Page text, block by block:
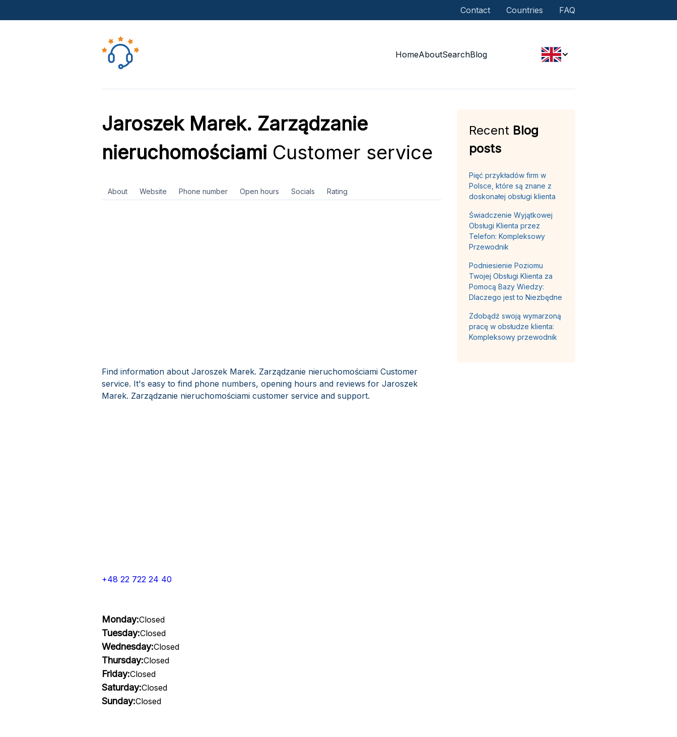
Contact Countries FAQ
HomeAboutSearchBlog
Jaroszek Marek. Zarządzanie
nieruchomościamiCustomer service
About Website Phone number Open hours Socials Rating
Find information about Jaroszek Marek. Zarządzanie nieruchomościami Customer
service. It's easy to find phone numbers, opening hours and reviews for Jaroszek
Marek. Zarządzanie nieruchomościami customer service and support.
+48 22 722 24 40
Monday:Closed
Tuesday:Closed
Wednesday:Closed
Thursday:Closed
Friday:Closed
Saturday:Closed
Sunday:Closed
Recent Blog
posts
Pięć przykładów firm w
Polsce, które są znane z
doskonałej obsługi klienta
Świadczenie Wyjątkowej
Obsługi Klienta przez
Telefon: Kompleksowy
Przewodnik
Podniesienie Poziomu
Twojej Obsługi Klienta za
Pomocą Bazy Wiedzy:
Dlaczego jest to Niezbędne
Zdobądź swoją wymarzoną
pracę w obsłudze klienta:
Kompleksowy przewodnik